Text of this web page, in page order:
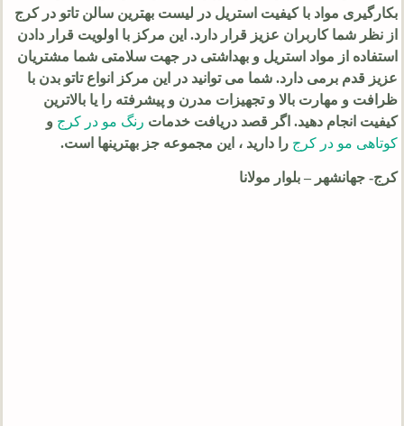
بکارگیری مواد با کیفیت استریل در لیست بهترین سالن تاتو در کرج
از نظر شما کاربران عزیز قرار دارد. این مرکز با اولویت قرار دادن
استفاده از مواد استریل و بهداشتی در جهت سلامتی شما مشتریان
عزیز قدم برمی دارد. شما می توانید در این مرکز انواع تاتو بدن با
ظرافت و مهارت بالا و تجهیزات مدرن و پیشرفته را یا بالاترین
کیفیت انجام دهید. اگر قصد دریافت خدمات رنگ مو در کرج و
کوتاهی مو در کرج را دارید ، این مجموعه جز بهترینها است.
کرج- جهانشهر – بلوار مولانا